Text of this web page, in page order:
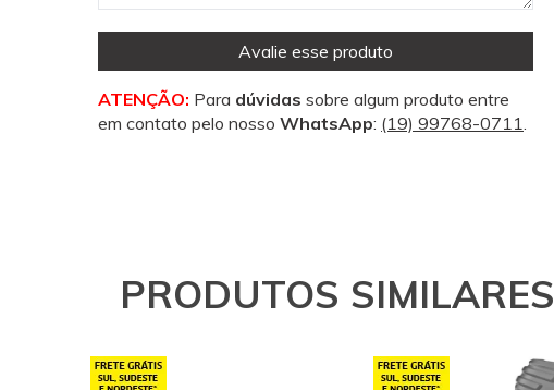
Avalie esse produto
ATENÇÃO: Para dúvidas sobre algum produto entre
em contato pelo nosso WhatsApp: (19) 99768-0711.
PRODUTOS SIMILARES